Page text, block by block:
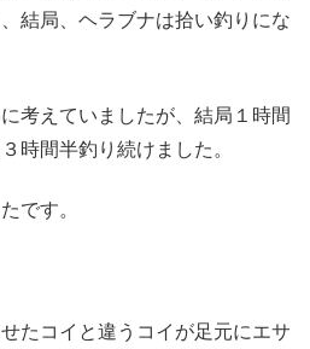
結局、ヘラブナは拾い釣りにな
考えていましたが、結局１時間
時間半釣り続けました。
です。
たコイと違うコイが足元にエサ